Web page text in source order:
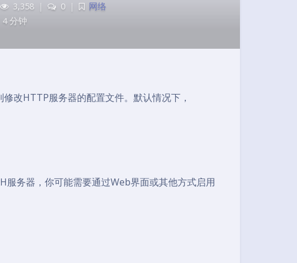
3,358 | 0 |
网络
4 分钟
改HTTP服务器的配置文件。默认情况下，
服务器，你可能需要通过Web界面或其他方式启用